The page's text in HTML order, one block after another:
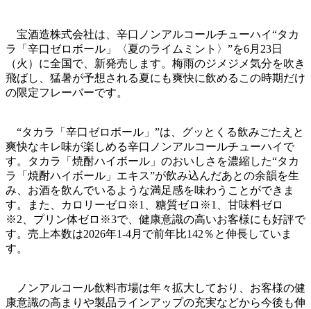
宝酒造株式会社は、辛口ノンアルコールチューハイ“タカ
ラ「辛口ゼロボール」〈夏のライムミント〉”を6月23日
（火）に全国で、新発売します。梅雨のジメジメ気分を吹き
飛ばし、猛暑が予想される夏にも爽快に飲めるこの時期だけ
の限定フレーバーです。
“タカラ「辛口ゼロボール」”は、グッとくる飲みごたえと
爽快なキレ味が楽しめる辛口ノンアルコールチューハイで
す。タカラ「焼酎ハイボール」のおいしさを濃縮した“タカ
ラ「焼酎ハイボール」エキス”が飲み込んだあとの余韻を生
み、お酒を飲んでいるような満足感を味わうことができま
す。また、カロリーゼロ※1、糖質ゼロ※1、甘味料ゼロ
※2、プリン体ゼロ※3で、健康意識の高いお客様にも好評で
す。売上本数は2026年1‐4月で前年比142％と伸長していま
す。
ノンアルコール飲料市場は年々拡大しており、お客様の健
康意識の高まりや製品ラインアップの充実などから今後も伸